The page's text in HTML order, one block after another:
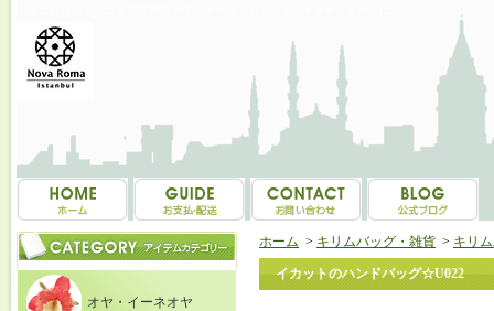
オヤ・イーネオヤ
ホーム > キリムバッグ・雑貨 > キリ
イカットのハンドバッグ☆U022